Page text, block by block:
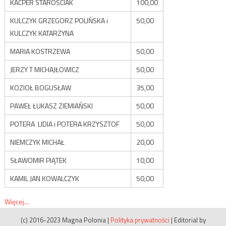
KACPER STAROŚCIAK
100,00
KULCZYK GRZEGORZ POLIŃSKA i
KULCZYK KATARZYNA
50,00
MARIA KOSTRZEWA
50,00
JERZY T MICHAJŁOWICZ
50,00
KOZIOŁ BOGUSŁAW
35,00
PAWEŁ ŁUKASZ ZIEMIAŃSKI
50,00
POTERA LIDIA i POTERA KRZYSZTOF
50,00
NIEMCZYK MICHAŁ
20,00
SŁAWOMIR PIĄTEK
10,00
KAMIL JAN KOWALCZYK
50,00
Więcej...
(c) 2016-2023 Magna Polonia | Polityka prywatności | Editorial by